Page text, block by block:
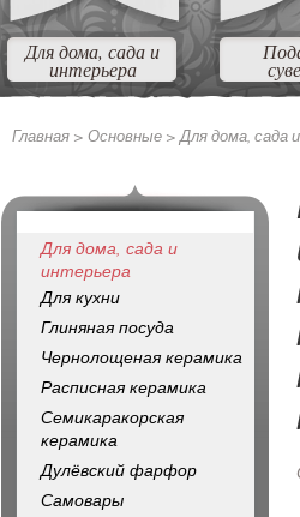
Для дома, сада и
интерьера
Главная > Основные >Для дома, сада
Для дома, сада и
интерьера
Для кухни
Глиняная посуда
Чернолощеная керамика
Расписная керамика
Семикаракорская
керамика
Дулёвский фарфор
Самовары